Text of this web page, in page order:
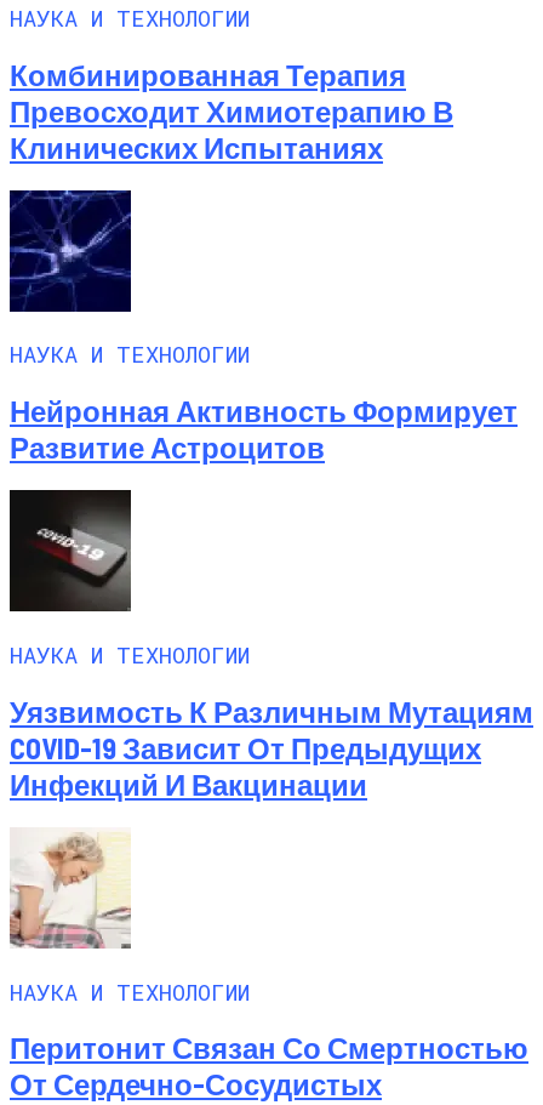
НАУКА И ТЕХНОЛОГИИ
Комбинированная Терапия
Превосходит Химиотерапию В
Клинических Испытаниях
НАУКА И ТЕХНОЛОГИИ
Нейронная Активность Формирует
Развитие Астроцитов
НАУКА И ТЕХНОЛОГИИ
Уязвимость К Различным Мутациям
COVID-19 Зависит От Предыдущих
Инфекций И Вакцинации
НАУКА И ТЕХНОЛОГИИ
Перитонит Связан Со Смертностью
От Сердечно-Сосудистых